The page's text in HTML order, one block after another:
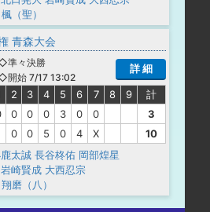
（聖）
青森大会
準々決勝
開始 7/17 13:02
詳 細
2 3 4 5 6 7 8 9
計
0 0 0 3 0 0
3
0 0 5 0 4 X
10
太誠 長谷柊佑 岡部煌星
岩崎賢成 大西忍宗
磨（八）